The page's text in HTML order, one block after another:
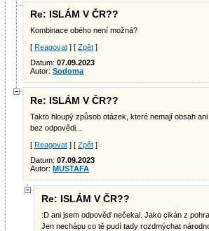
Re: ISLÁM V ČR??
Kombinace obého není možná?
[ Reagovat ] [ Zpět ]
Datum: 07.09.2023
Autor: Sodoma
Re: ISLÁM V ČR??
Takto hloupý způsob otázek, které nemají obsah
bez odpovědi...
[ Reagovat ] [ Zpět ]
Datum: 07.09.2023
Autor: MUSTAFA
Re: ISLÁM V ČR??
:D ani jsem odpověď nečekal. Jako cikán z
Jen nechápu co tě pudí tady rozdmýchat